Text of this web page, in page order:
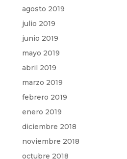
agosto 2019
julio 2019
junio 2019
mayo 2019
abril 2019
marzo 2019
febrero 2019
enero 2019
diciembre 2018
noviembre 2018
octubre 2018